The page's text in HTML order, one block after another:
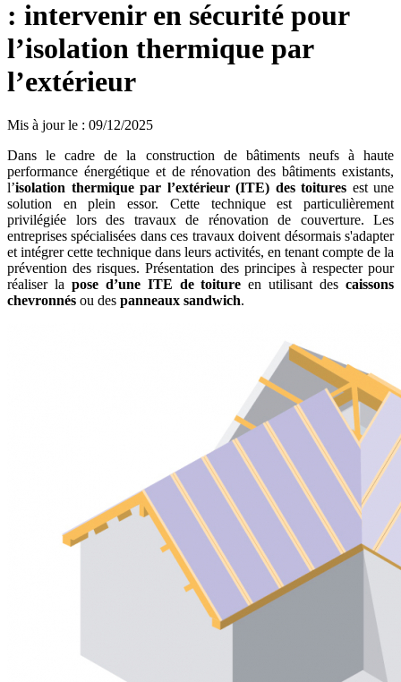
: intervenir en sécurité pour
l’isolation thermique par
l’extérieur
Mis à jour le : 09/12/2025
Dans le cadre de la construction de bâtiments neufs à haute
performance énergétique et de rénovation des bâtiments existants,
l’isolation thermique par l’extérieur (ITE) des toitures est une
solution en plein essor. Cette technique est particulièrement
privilégiée lors des travaux de rénovation de couverture. Les
entreprises spécialisées dans ces travaux doivent désormais s'adapter
et intégrer cette technique dans leurs activités, en tenant compte de la
prévention des risques. Présentation des principes à respecter pour
réaliser la pose d’une ITE de toitureen utilisant descaissons
chevronnés ou des panneaux sandwich.